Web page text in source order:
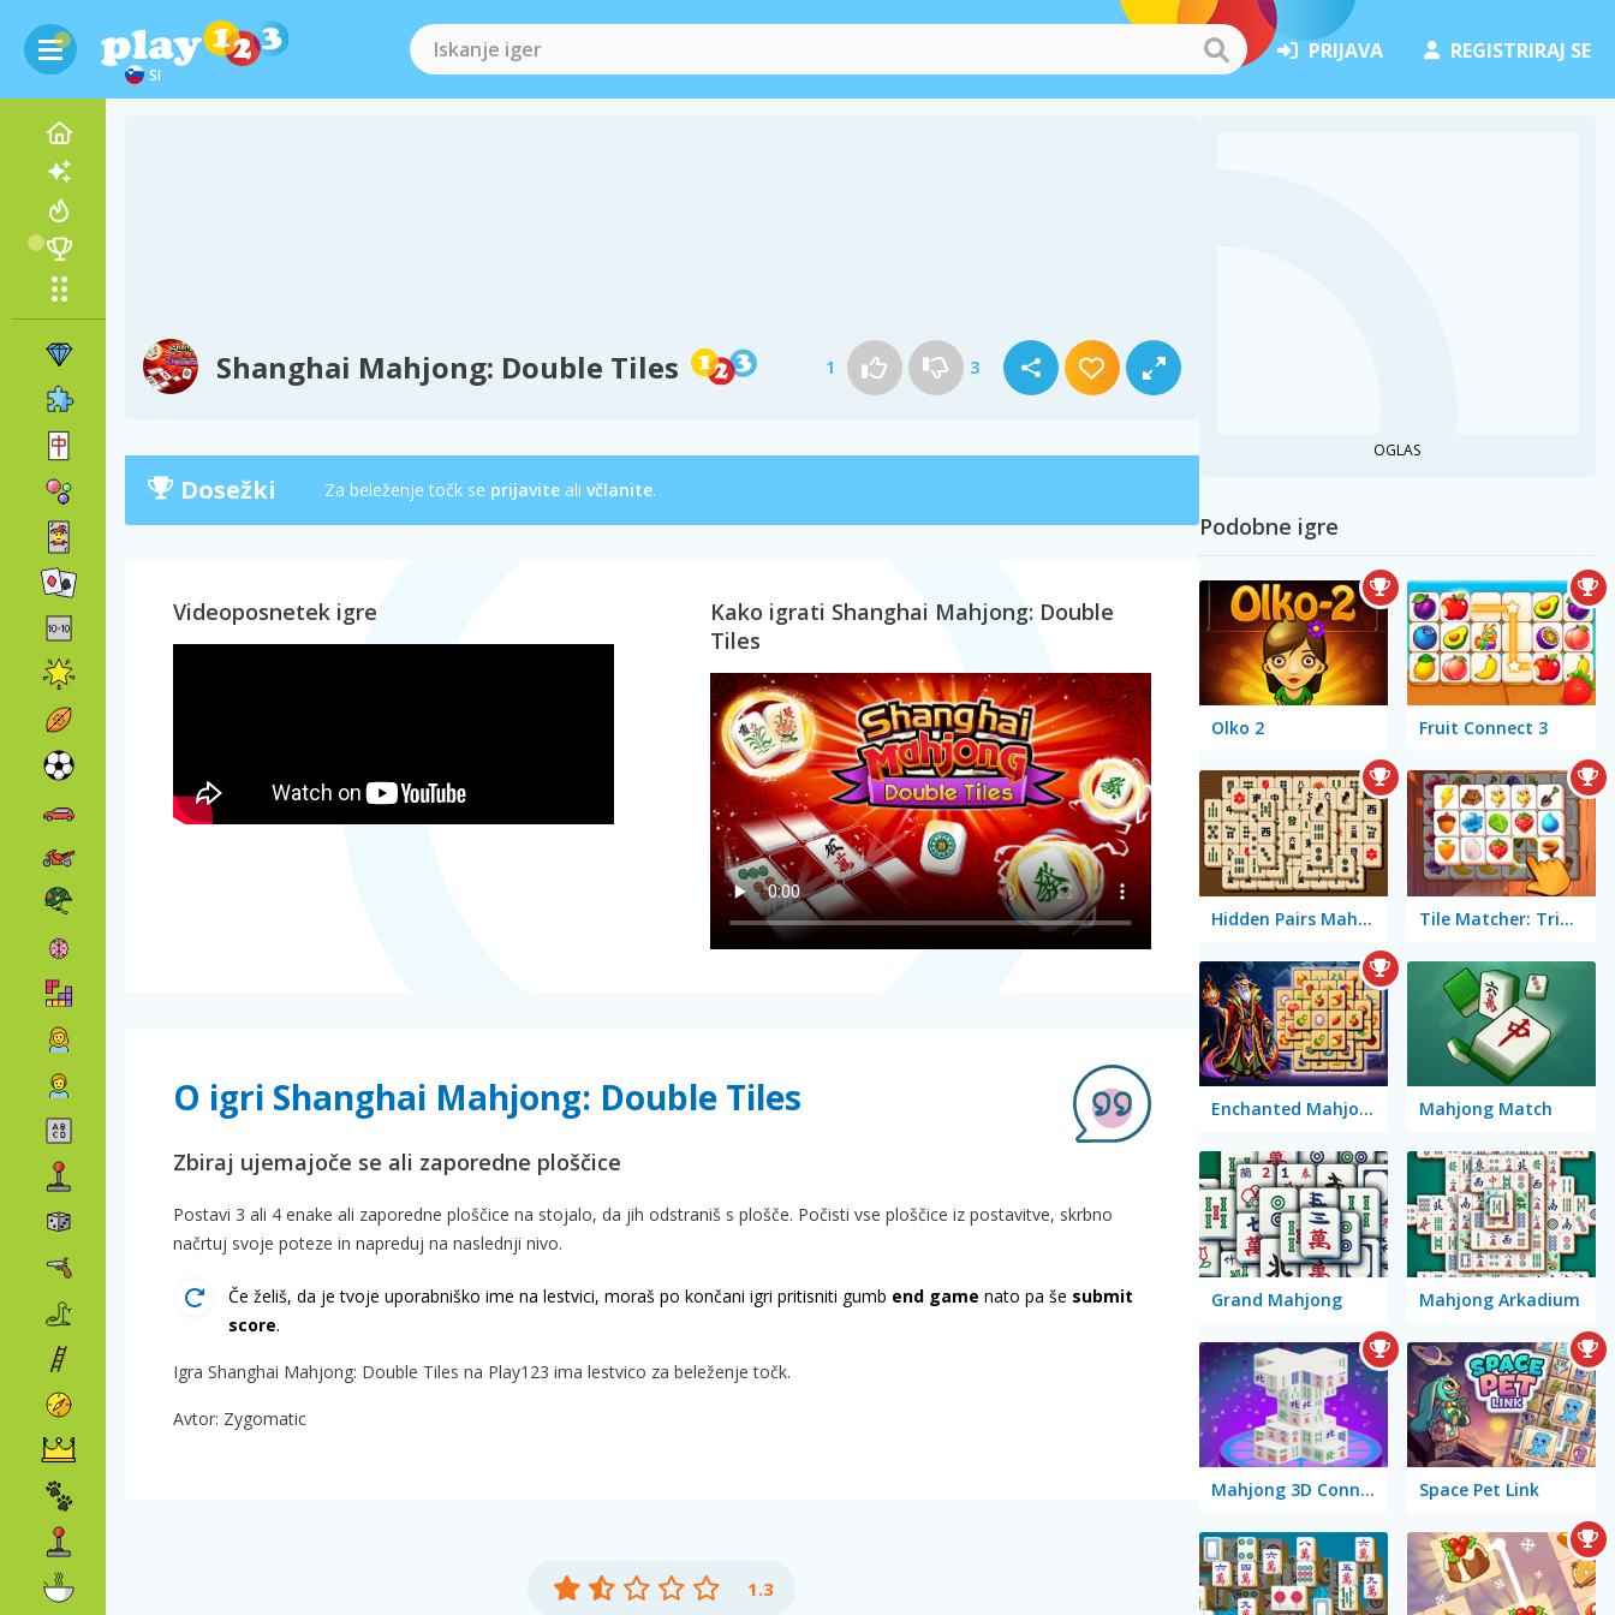
SI
PRIJAVA REGISTRIRAJ SE
Shanghai Mahjong: Double Tiles 1 3
Dosežki Za beleženje točk se prijavite ali včlanite.
Videoposnetek igre
Kako igrati Shanghai Mahjong: Double
Tiles
O igri Shanghai Mahjong: Double Tiles
Zbiraj ujemajoče se ali zaporedne ploščice
Postavi 3 ali 4 enake ali zaporedne ploščice na stojalo, da jih odstraniš s plošče. Počisti vse ploščice iz postavitve, skrbno
načrtuj svoje poteze in napreduj na naslednji nivo.
Če želiš, da je tvoje uporabniško ime na lestvici, moraš po končani igri pritisniti gumb end game nato pa še submit
score.
Igra Shanghai Mahjong: Double Tiles na Play123 ima lestvico za beleženje točk.
Avtor: Zygomatic
1.3
OGLAS
Podobne igre
Olko 2 Fruit Connect 3
Hidden Pairs Mahjong Tile Matcher: Triple Fun
Enchanted Mahjong Saga Mahjong Match
Grand Mahjong Mahjong Arkadium
Mahjong 3D Connect Mobile Space Pet Link